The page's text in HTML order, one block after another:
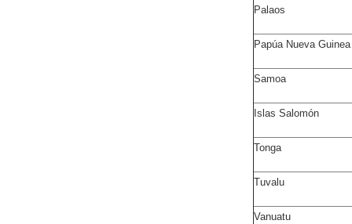
Palaos
Papúa Nueva Guinea
Samoa
Islas Salomón
Tonga
Tuvalu
Vanuatu